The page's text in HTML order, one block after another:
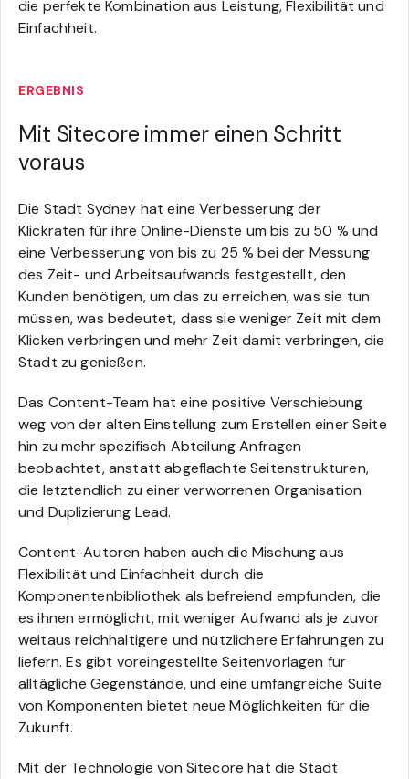
die perfekte Kombination aus Leistung, Flexibilität und
Einfachheit.
ERGEBNIS
Mit Sitecore immer einen Schritt
voraus
Die Stadt Sydney hat eine Verbesserung der
Klickraten für ihre Online-Dienste um bis zu 50 % und
eine Verbesserung von bis zu 25 % bei der Messung
des Zeit- und Arbeitsaufwands festgestellt, den
Kunden benötigen, um das zu erreichen, was sie tun
müssen, was bedeutet, dass sie weniger Zeit mit dem
Klicken verbringen und mehr Zeit damit verbringen, die
Stadt zu genießen.
Das Content-Team hat eine positive Verschiebung
weg von der alten Einstellung zum Erstellen einer Seite
hin zu mehr spezifisch Abteilung Anfragen
beobachtet, anstatt abgeflachte Seitenstrukturen,
die letztendlich zu einer verworrenen Organisation
und Duplizierung Lead.
Content-Autoren haben auch die Mischung aus
Flexibilität und Einfachheit durch die
Komponentenbibliothek als befreiend empfunden, die
es ihnen ermöglicht, mit weniger Aufwand als je zuvor
weitaus reichhaltigere und nützlichere Erfahrungen zu
liefern. Es gibt voreingestellte Seitenvorlagen für
alltägliche Gegenstände, und eine umfangreiche Suite
von Komponenten bietet neue Möglichkeiten für die
Zukunft.
Mit der Technologie von Sitecore hat die Stadt